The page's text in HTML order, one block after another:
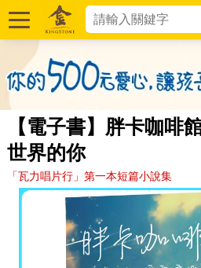
【電子書】胖卡咖啡
世界的你
「瓦力唱片行」第一本短篇小說集